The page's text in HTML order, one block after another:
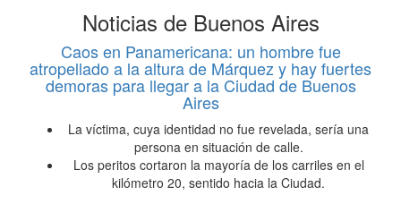
Noticias de Buenos Aires
Caos en Panamericana: un hombre fue
atropellado a la altura de Márquez y hay fuertes
demoras para llegar a la Ciudad de Buenos
Aires
La víctima, cuya identidad no fue revelada, sería una
persona en situación de calle.
Los peritos cortaron la mayoría de los carriles en el
kilómetro 20, sentido hacia la Ciudad.